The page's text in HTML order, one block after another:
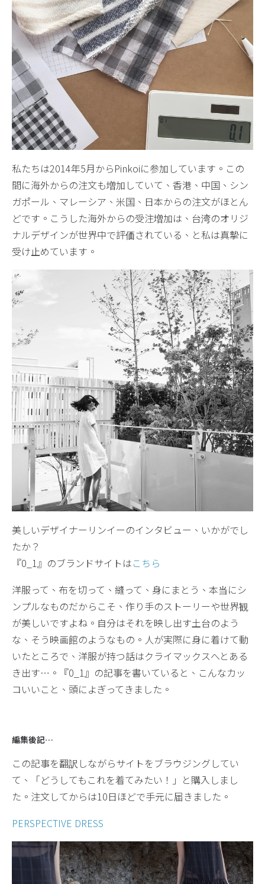
私たちは2014年5月からPinkoiに参加しています。この
間に海外からの注文も増加していて、香港、中国、シン
ガポール、マレーシア、米国、日本からの注文がほとん
どです。こうした海外からの受注増加は、台湾のオリジ
ナルデザインが世界中で評価されている、と私は真摯に
受け止めています。
美しいデザイナーリンイーのインタビュー、いかがでし
たか？
『0_1』のブランドサイトはこちら
洋服って、布を切って、縫って、身にまとう、本当にシ
ンプルなものだからこそ、作り手のストーリーや世界観
が美しいですよね。自分はそれを映し出す土台のよう
な、そう映画館のようなもの。人が実際に身に着けて動
いたところで、洋服が持つ話はクライマックスへとある
き出す…。『0_1』の記事を書いていると、こんなカッ
コいいこと、頭によぎってきました。
編集後記…
この記事を翻訳しながらサイトをブラウジングしてい
て、「どうしてもこれを着てみたい！」と購入しまし
た。注文してからは10日ほどで手元に届きました。
PERSPECTIVE DRESS